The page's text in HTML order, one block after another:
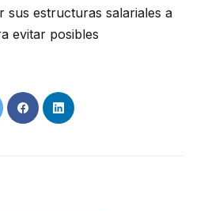
sus estructuras salariales a
evitar posibles